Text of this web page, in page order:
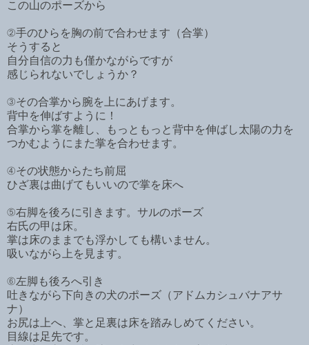
この山のポーズから
②手のひらを胸の前で合わせます（合掌）
そうすると
自分自信の力も僅かながらですが
感じられないでしょうか？
③その合掌から腕を上にあげます。
背中を伸ばすように！
合掌から掌を離し、もっともっと背中を伸ばし太陽の力を
つかむようにまた掌を合わせます。
④その状態からたち前屈
ひざ裏は曲げてもいいので掌を床へ
⑤右脚を後ろに引きます。サルのポーズ
右氏の甲は床。
掌は床のままでも浮かしても構いません。
吸いながら上を見ます。
⑥左脚も後ろへ引き
吐きながら下向きの犬のポーズ（アドムカシュバナアサ
ナ）
お尻は上へ、掌と足裏は床を踏みしめてください。
目線は足先です。